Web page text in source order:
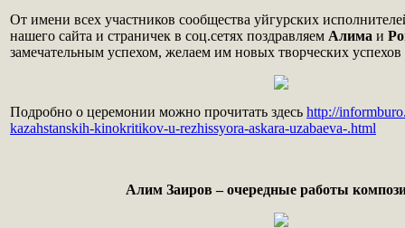
От имени всех участников сообщества уйгурских
нашего сайта и страничек в соц.сетях поздравляем Алима и
замечательным успехом, желаем им новых творческих
Подробно о церемонии можно прочитать здесь http://
kazahstanskih-kinokritikov-u-rezhissyora-askara-uzabaeva-.html
Алим Заиров – очередные работы